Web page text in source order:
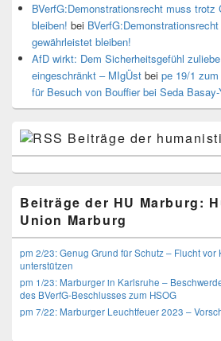
BVerfG:Demonstrationsrecht muss trotz
bleiben! bei
gewährleistet bleiben!
AfD wirkt: Dem Sicherheitsgefühl
eingeschränkt – MIgÜst bei pe 19/1 zum
für Besuch von Bouffier bei Seda
Beiträge der
Beiträge der HU Marburg:
Union Marburg
pm 2/23: Genug Grund für Schutz – Flucht
unterstützen
pm 1/23: Marburger in Karlsruhe –
des BVerfG-Beschlusses zum HSOG
pm 7/22: Marburger Leuchtfeuer 2023 –